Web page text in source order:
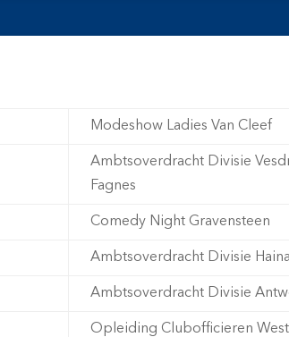
Modeshow Ladies Van Cleef
Ambtsoverdracht Divisie
Fagnes
Comedy Night Gravensteen
Ambtsoverdracht Divisie
Ambtsoverdracht Divisie
Opleiding Clubofficieren